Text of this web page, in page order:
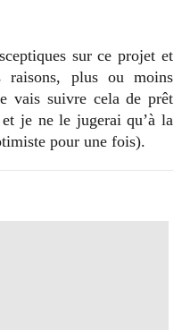
sur ce projet et
raisons, plus ou moins
vais suivre cela de prêt
je ne le jugerai qu’à la
pour une fois).